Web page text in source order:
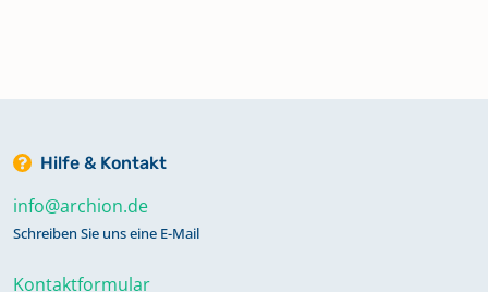
Hilfe & Kontakt
info@archion.de
Schreiben Sie uns eine E-Mail
Kontaktformular